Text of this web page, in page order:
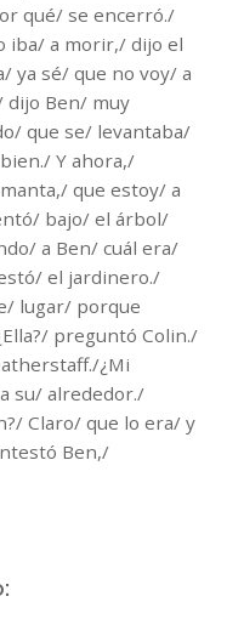
qué/ se encerró./
iba/ a morir,/ dijo el
ya sé/ que no voy/ a
dijo Ben/ muy
que se/ levantaba/
Y ahora,/
que estoy/ a
bajo/ el árbol/
a Ben/ cuál era/
el jardinero./
lugar/ porque
preguntó Colin./
¿Mi
su/ alrededor./
Claro/ que lo era/ y
Ben,/